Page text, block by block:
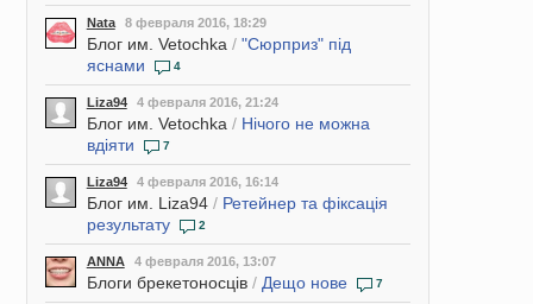
Nata 8 февраля 2016, 18:29
Блог им. Vetochka / "Сюрприз" під
яснами
4
Liza94 4 февраля 2016, 21:24
Блог им. Vetochka / Нічого не можна
вдіяти
7
Liza94 4 февраля 2016, 16:14
Блог им. Liza94/ Ретейнер та фіксація
результату
2
ANNA 4 февраля 2016, 13:07
Блоги брекетоносців/ Дещо нове 7